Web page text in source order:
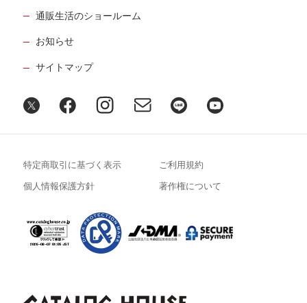
通販生活のショールーム
お知らせ
サイトマップ
特定商取引に基づく表示 ご利用規約
個人情報保護方針 著作権について